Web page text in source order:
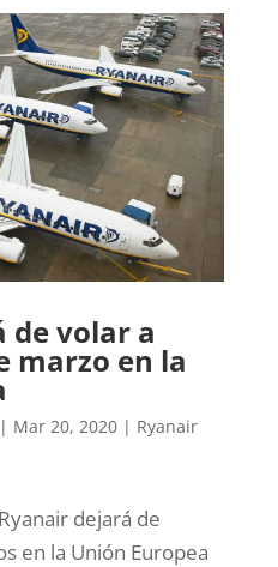
de volar a
marzo en la
Mar 20, 2020| Ryanair
dejará de
en la Unión Europea